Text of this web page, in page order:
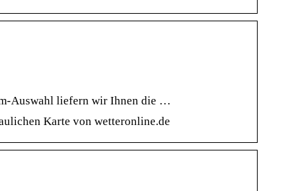
Auswahl liefern wir Ihnen die …
Karte von wetteronline.de